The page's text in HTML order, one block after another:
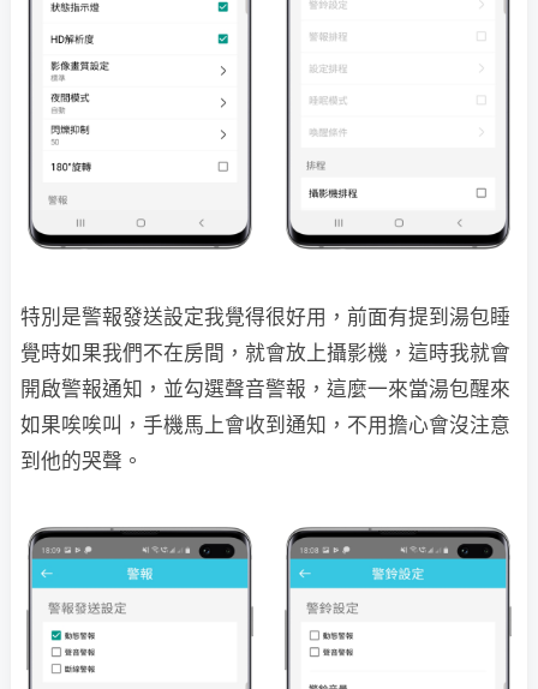
特別是警報發送設定我覺得很好用，前面有提到湯包睡
覺時如果我們不在房間，就會放上攝影機，這時我就會
開啟警報通知，並勾選聲音警報，這麼一來當湯包醒來
如果唉唉叫，手機馬上會收到通知，不用擔心會沒注意
到他的哭聲。